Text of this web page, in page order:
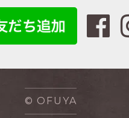
© OFUYA